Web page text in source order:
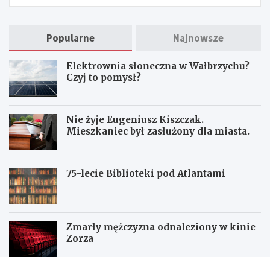
Popularne Najnowsze
Elektrownia słoneczna w Wałbrzychu?
Czyj to pomysł?
Nie żyje Eugeniusz Kiszczak.
Mieszkaniec był zasłużony dla miasta.
75-lecie Biblioteki pod Atlantami
Zmarły mężczyzna odnaleziony w kinie
Zorza